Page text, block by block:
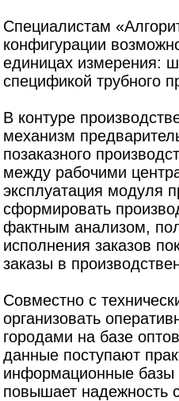
Специалистам
конфигурации
единицах измерения:
спецификой трубного
В контуре
механизм
позаказного
между рабочими
эксплуатация модуля
сформировать
фактным анализом,
исполнения заказов
заказы в
Совместно с
организовать
городами на базе
данные поступают
информационные базы
повышает надежность